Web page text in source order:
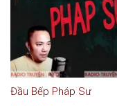
Đầu Bếp Pháp Sư